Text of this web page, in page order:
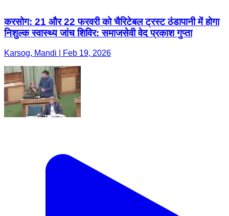
करसोग: 21 और 22 फरवरी को चैरिटेबल ट्रस्ट ठंडापानी में होगा
निशुल्क स्वास्थ्य जांच शिविर: समाजसेवी वेद प्रकाश गुप्ता
Karsog, Mandi | Feb 19, 2026